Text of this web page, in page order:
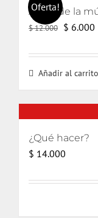
Oferta!
Amor de la
$12.000 El
original
era:
$ 6.000
Añadir al carrito
¿Qué hacer?
$ 14.000